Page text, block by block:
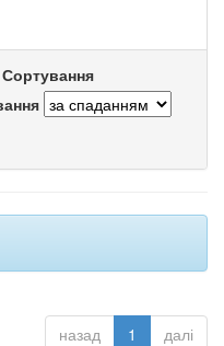
Сортування
назад 1 далі